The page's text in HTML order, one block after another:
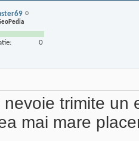
0
nevoie trimite un
mai mare